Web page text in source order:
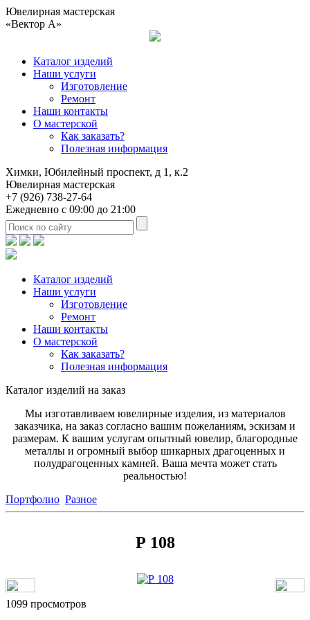
Ювелирная мастерская
«Вектор А»
Каталог изделий
Наши услуги
Изготовление
Ремонт
Наши контакты
О мастерской
Как заказать?
Полезная информация
Химки, Юбилейный проспект, д 1, к.2
Ювелирная мастерская
+7 (926) 738-27-64
Ежедневно с 09:00 до 21:00
Каталог изделий
Наши услуги
Изготовление
Ремонт
Наши контакты
О мастерской
Как заказать?
Полезная информация
Каталог изделий на заказ
Мы изготавливаем ювелирные изделия, из материалов
заказчика, на заказ согласно вашим пожеланиям, эскизам и
размерам. К вашим услугам опытный ювелир, благородные
металлы и огромный выбор шикарных драгоценных и
полудрагоценных камней. Ваша мечта может стать
реальностью!
Портфолио Разное
Р 108
1099 просмотров